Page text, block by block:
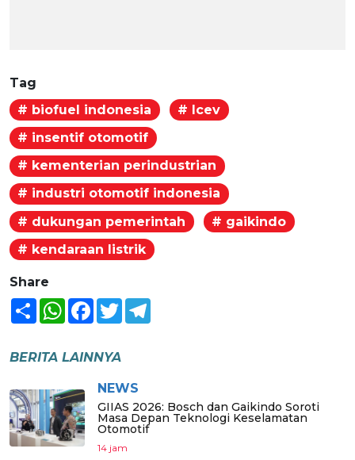
Tag
# biofuel indonesia
# lcev
# insentif otomotif
# kementerian perindustrian
# industri otomotif indonesia
# dukungan pemerintah
# gaikindo
# kendaraan listrik
Share
Share WhatsAppFacebook
Twitter
BERITA LAINNYA
NEWS
GIIAS 2026: Bosch dan Gaikindo Soroti
Masa Depan Teknologi Keselamatan
Otomotif
14 jam